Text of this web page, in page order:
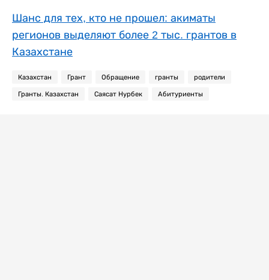
Шанс для тех, кто не прошел: акиматы
регионов выделяют более 2 тыс. грантов в
Казахстане
Казахстан Грант Обращение гранты родители
Гранты. Казахстан Саясат Нурбек Абитуриенты